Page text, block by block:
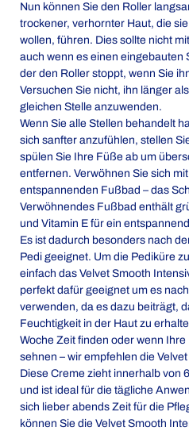
Nun können Sie den Roller
trockener, verhornter Haut, die
wollen, führen. Dies sollte nicht
auch wenn es einen eingebauten
der den Roller stoppt, wenn Sie
Versuchen Sie nicht, ihn länger
gleichen Stelle anzuwenden.
Wenn Sie alle Stellen behandelt
sich sanfter anzufühlen, stellen
spülen Sie Ihre Füße ab um
entfernen. Verwöhnen Sie sich
entspannenden Fußbad – das
Verwöhnendes Fußbad enthält
und Vitamin E für ein
Es ist dadurch besonders nach
Pedi geeignet. Um die Pediküre
einfach das Velvet Smooth
perfekt dafür geeignet um es
verwenden, da es dazu beiträgt,
Feuchtigkeit in der Haut zu
Woche Zeit finden oder wenn
sehnen – wir empfehlen die
Diese Creme zieht innerhalb von
und ist ideal für die tägliche
sich lieber abends Zeit für die
können Sie die Velvet Smooth